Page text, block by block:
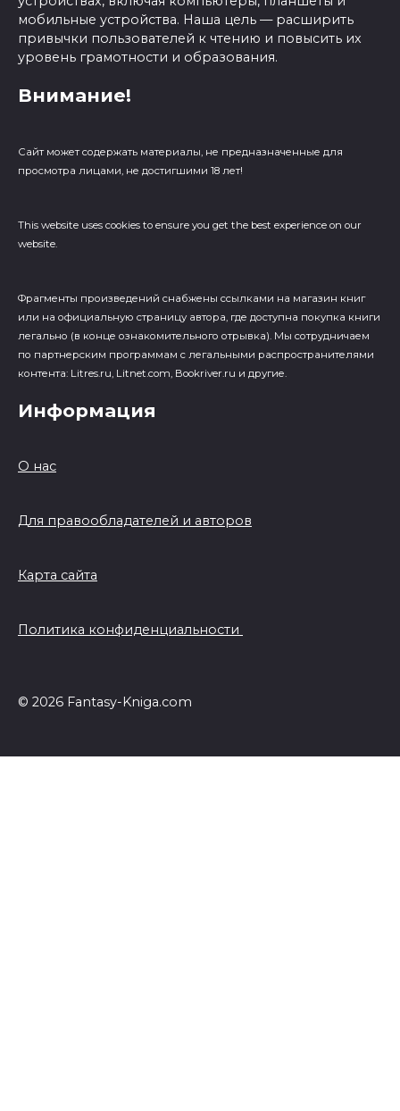
мобильные устройства. Наша цель — расширить
привычки пользователей к чтению и повысить их
уровень грамотности и образования.
Внимание!
Сайт может содержать материалы, не предназначенные для
просмотра лицами, не достигшими 18 лет!
This website uses cookies to ensure you get the best experience on our
website.
Фрагменты произведений cнабжены ссылками на магазин книг
или на официальную страницу автора, где доступна покупка книги
легально (в конце ознакомительного отрывка). Мы сотрудничаем
по партнерским программам с легальными распространителями
контента: Litres.ru, Litnet.com, Bookriver.ru и другие.
Информация
О нас
Для правообладателей и авторов
Карта сайта
Политика конфиденциальности
© 2026 Fantasy-Kniga.com